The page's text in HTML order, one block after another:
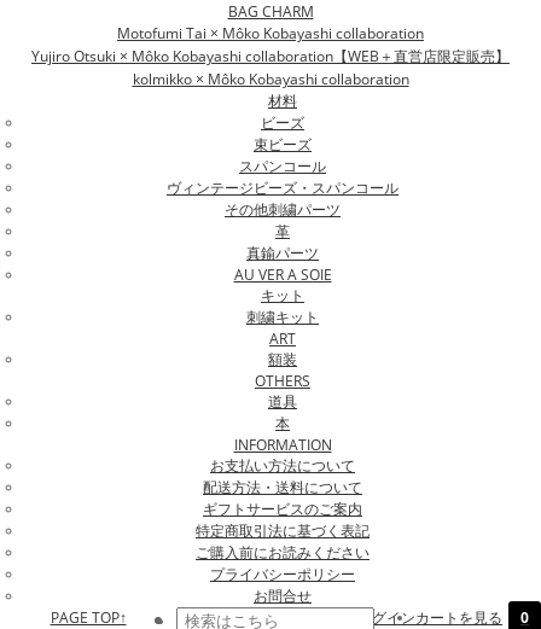
BAG CHARM
Motofumi Tai × Môko Kobayashi collaboration
Yujiro Otsuki × Môko Kobayashi collaboration【WEB＋直営店限定販売】
kolmikko × Môko Kobayashi collaboration
材料
ビーズ
束ビーズ
スパンコール
ヴィンテージビーズ・スパンコール
その他刺繍パーツ
革
真鍮パーツ
AU VER A SOIE
キット
刺繍キット
ART
額装
OTHERS
道具
本
INFORMATION
お支払い方法について
配送方法・送料について
ギフトサービスのご案内
特定商取引法に基づく表記
ご購入前にお読みください
プライバシーポリシー
お問合せ
カートを見る
0
ログイン
PAGE TOP↑